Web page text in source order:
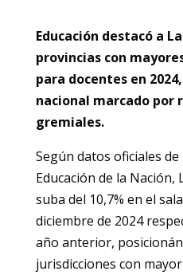
Educación destacó a
provincias con
para docentes en
nacional marcado por
gremiales.
Según datos oficiales
Educación de la
suba del 10,7% en el
diciembre de 2024
año anterior,
jurisdicciones con